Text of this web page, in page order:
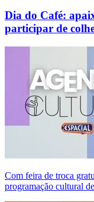
Dia do Café:
participar de
Com feira de troca
programação cultural